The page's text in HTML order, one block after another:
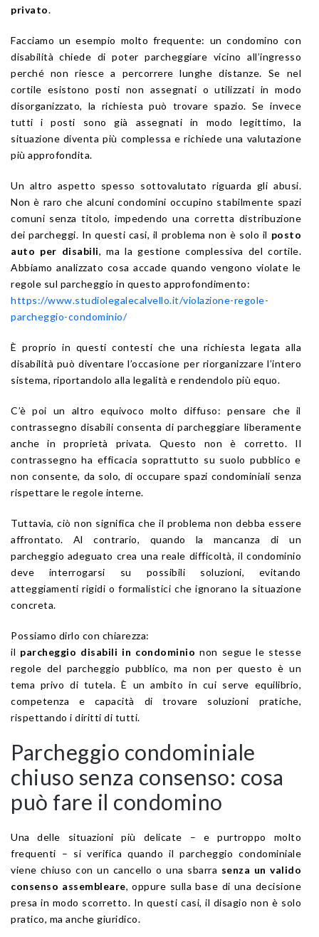
privato.
Facciamo un esempio molto frequente: un condomino con
disabilità chiede di poter parcheggiare vicino all’ingresso
perché non riesce a percorrere lunghe distanze. Se nel
cortile esistono posti non assegnati o utilizzati in modo
disorganizzato, la richiesta può trovare spazio. Se invece
tutti i posti sono già assegnati in modo legittimo, la
situazione diventa più complessa e richiede una valutazione
più approfondita.
Un altro aspetto spesso sottovalutato riguarda gli abusi.
Non è raro che alcuni condomini occupino stabilmente spazi
comuni senza titolo, impedendo una corretta distribuzione
dei parcheggi. In questi casi, il problema non è solo il posto
auto per disabili, ma la gestione complessiva del cortile.
Abbiamo analizzato cosa accade quando vengono violate le
regole sul parcheggio in questo approfondimento:
https://www.studiolegalecalvello.it/violazione-regole-
parcheggio-condominio/
È proprio in questi contesti che una richiesta legata alla
disabilità può diventare l’occasione per riorganizzare l’intero
sistema, riportandolo alla legalità e rendendolo più equo.
C’è poi un altro equivoco molto diffuso: pensare che il
contrassegno disabili consenta di parcheggiare liberamente
anche in proprietà privata. Questo non è corretto. Il
contrassegno ha efficacia soprattutto su suolo pubblico e
non consente, da solo, di occupare spazi condominiali senza
rispettare le regole interne.
Tuttavia, ciò non significa che il problema non debba essere
affrontato. Al contrario, quando la mancanza di un
parcheggio adeguato crea una reale difficoltà, il condominio
deve interrogarsi su possibili soluzioni, evitando
atteggiamenti rigidi o formalistici che ignorano la situazione
concreta.
Possiamo dirlo con chiarezza:
il parcheggio disabili in condominio non segue le stesse
regole del parcheggio pubblico, ma non per questo è un
tema privo di tutela. È un ambito in cui serve equilibrio,
competenza e capacità di trovare soluzioni pratiche,
rispettando i diritti di tutti.
Parcheggio condominiale
chiuso senza consenso: cosa
può fare il condomino
Una delle situazioni più delicate – e purtroppo molto
frequenti – si verifica quando il parcheggio condominiale
viene chiuso con un cancello o una sbarra senza un valido
consenso assembleare, oppure sulla base di una decisione
presa in modo scorretto. In questi casi, il disagio non è solo
pratico, ma anche giuridico.